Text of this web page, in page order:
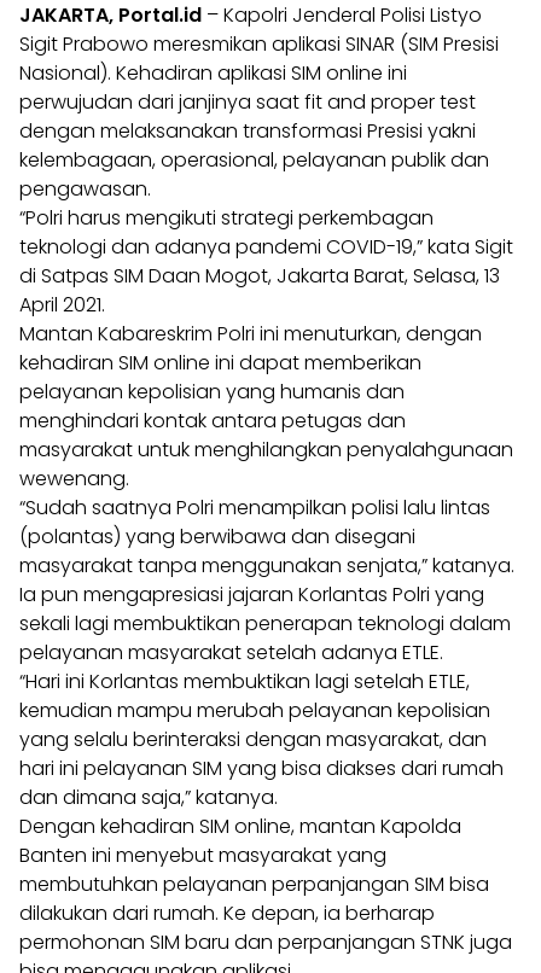
JAKARTA, Portal.id – Kapolri Jenderal Polisi Listyo
Sigit Prabowo meresmikan aplikasi SINAR (SIM Presisi
Nasional). Kehadiran aplikasi SIM online ini
perwujudan dari janjinya saat fit and proper test
dengan melaksanakan transformasi Presisi yakni
kelembagaan, operasional, pelayanan publik dan
pengawasan.
“Polri harus mengikuti strategi perkembagan
teknologi dan adanya pandemi COVID-19,” kata Sigit
di Satpas SIM Daan Mogot, Jakarta Barat, Selasa, 13
April 2021.
Mantan Kabareskrim Polri ini menuturkan, dengan
kehadiran SIM online ini dapat memberikan
pelayanan kepolisian yang humanis dan
menghindari kontak antara petugas dan
masyarakat untuk menghilangkan penyalahgunaan
wewenang.
“Sudah saatnya Polri menampilkan polisi lalu lintas
(polantas) yang berwibawa dan disegani
masyarakat tanpa menggunakan senjata,” katanya.
Ia pun mengapresiasi jajaran Korlantas Polri yang
sekali lagi membuktikan penerapan teknologi dalam
pelayanan masyarakat setelah adanya ETLE.
“Hari ini Korlantas membuktikan lagi setelah ETLE,
kemudian mampu merubah pelayanan kepolisian
yang selalu berinteraksi dengan masyarakat, dan
hari ini pelayanan SIM yang bisa diakses dari rumah
dan dimana saja,” katanya.
Dengan kehadiran SIM online, mantan Kapolda
Banten ini menyebut masyarakat yang
membutuhkan pelayanan perpanjangan SIM bisa
dilakukan dari rumah. Ke depan, ia berharap
permohonan SIM baru dan perpanjangan STNK juga